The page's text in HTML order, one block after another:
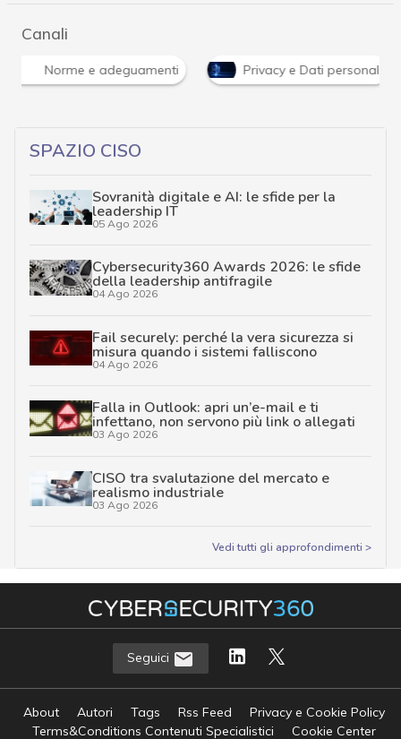
Canali
Norme e adeguamenti Privacy e Dati personali
SPAZIO CISO
Sovranità digitale e AI: le sfide per la
leadership IT
05 Ago 2026
Cybersecurity360 Awards 2026: le sfide
della leadership antifragile
04 Ago 2026
Fail securely: perché la vera sicurezza si
misura quando i sistemi falliscono
04 Ago 2026
Falla in Outlook: apri un’e-mail e ti
infettano, non servono più link o allegati
03 Ago 2026
CISO tra svalutazione del mercato e
realismo industriale
03 Ago 2026
Vedi tutti gli approfondimenti >
Seguici
About Autori Tags Rss Feed
Privacy e Cookie Policy
Terms&Conditions Contenuti Specialistici
Cookie Center